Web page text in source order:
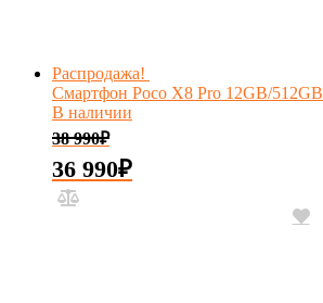
Распродажа!
Смартфон Poco X8 Pro 12GB/
В наличии
38 990₽
36 990₽